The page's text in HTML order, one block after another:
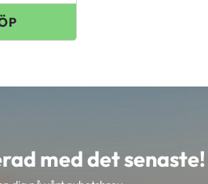
med det senaste!